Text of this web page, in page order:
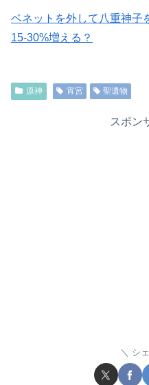
ベネットを外して八重神子
15-30%増える？
原神 宵宮 聖遺物
スポン
シ